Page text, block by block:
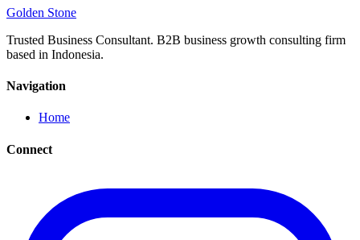
Golden Stone
Trusted Business Consultant. B2B business growth consulting firm
based in Indonesia.
Navigation
Home
Connect